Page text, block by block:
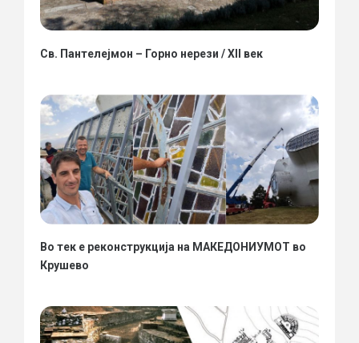
Св. Пантелејмон – Горно нерези / XII век
Во тек е реконструкција на МАКЕДОНИУМОТ во
Крушево